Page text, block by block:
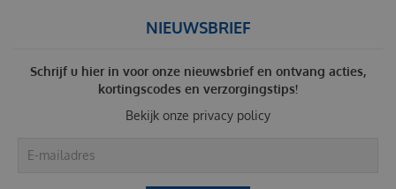
NIEUWSBRIEF
Schrijf u hier in voor onze nieuwsbrief en ontvang acties,
kortingscodes en verzorgingstips!
Bekijk onze privacy policy